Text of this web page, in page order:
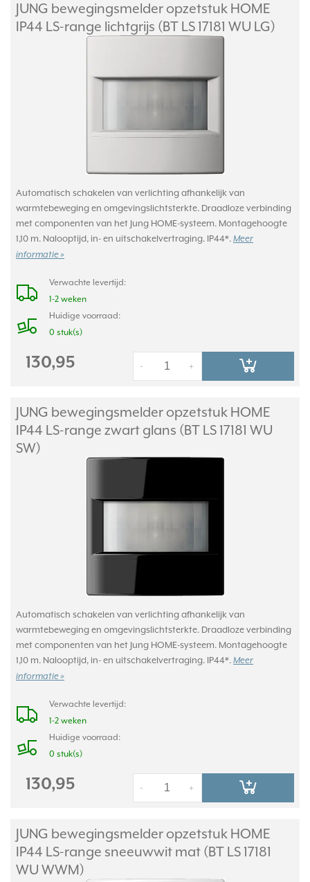
JUNG bewegingsmelder opzetstuk HOME
IP44 LS-range lichtgrijs (BT LS 17181 WU LG)
Automatisch schakelen van verlichting afhankelijk van
warmtebeweging en omgevingslichtsterkte. Draadloze verbinding
met componenten van het Jung HOME-systeem. Montagehoogte
1,10 m. Nalooptijd, in- en uitschakelvertraging. IP44*. Meer
informatie »
Verwachte levertijd:
1-2 weken
Huidige voorraad:
0 stuk(s)
130,95 +
-
JUNG bewegingsmelder opzetstuk HOME
IP44 LS-range zwart glans (BT LS 17181 WU
SW)
Automatisch schakelen van verlichting afhankelijk van
warmtebeweging en omgevingslichtsterkte. Draadloze verbinding
met componenten van het Jung HOME-systeem. Montagehoogte
1,10 m. Nalooptijd, in- en uitschakelvertraging. IP44*. Meer
informatie »
Verwachte levertijd:
1-2 weken
Huidige voorraad:
0 stuk(s)
130,95 +
-
JUNG bewegingsmelder opzetstuk HOME
IP44 LS-range sneeuwwit mat (BT LS 17181
WU WWM)